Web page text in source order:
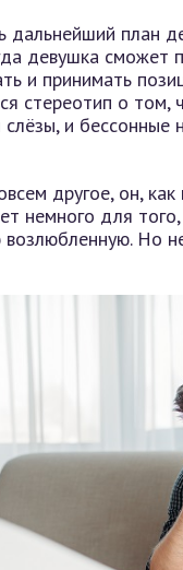
план
девушка сможет
и принимать
стереотип о
слёзы, и
другое, он,
немного для
Но